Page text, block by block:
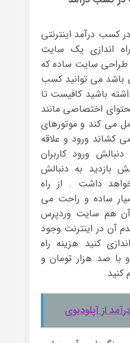
کسب درآمد اینترنتی
اندازی یک سایت
طراحی سایت ساده که
باشد می توانید کسب
باشید کافیست تا
اختصاصی مانند
می کند و موتورهای
کشاند ورود و علاقه
ورود کاربران
بازدید به دنبالش
داشت . از راه
ساده و راحت می
هم سایت وردپرس
آن در اینترنت وجود
کنید هزینه راه
با صد هزار تومان و
کنید.
از آپلودبوی